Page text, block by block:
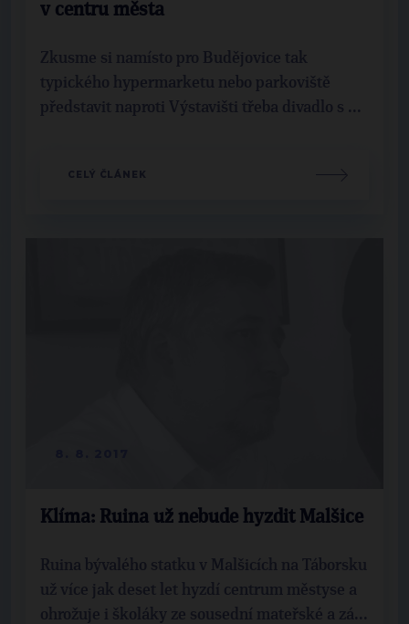
v centru města
Zkusme si namísto pro Budějovice tak
typického hypermarketu nebo parkoviště
představit naproti Výstavišti třeba divadlo s ...
CELÝ ČLÁNEK
Klíma: Ruina už nebude hyzdit Malšice
Ruina bývalého statku v Malšicích na Táborsku
už více jak deset let hyzdí centrum městyse a
ohrožuje i školáky ze sousední mateřské a zá...